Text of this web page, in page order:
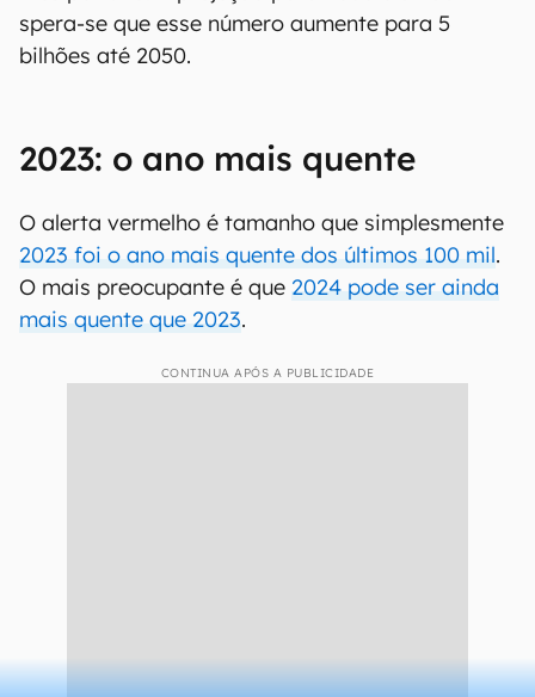
spera-se que esse número aumente para 5
bilhões até 2050.
2023: o ano mais quente
O alerta vermelho é tamanho que simplesmente
2023 foi o ano mais quente dos últimos 100 mil.
O mais preocupante é que 2024 pode ser ainda
mais quente que 2023.
CONTINUA APÓS A PUBLICIDADE